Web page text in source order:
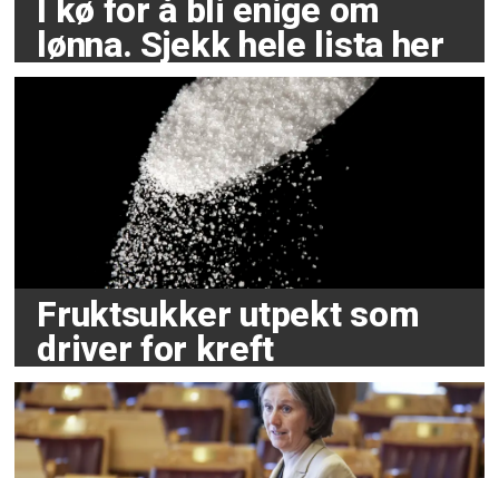
I kø for å bli enige om
lønna. Sjekk hele lista her
Fruktsukker utpekt som
driver for kreft